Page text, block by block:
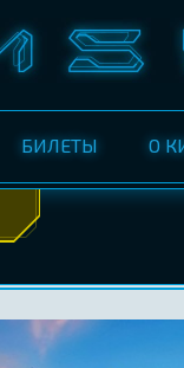
БИЛЕТЫ О